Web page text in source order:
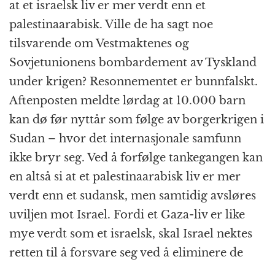
at et israelsk liv er mer verdt enn et
palestinaarabisk. Ville de ha sagt noe
tilsvarende om Vestmaktenes og
Sovjetunionens bombardement av Tyskland
under krigen? Resonnementet er bunnfalskt.
Aftenposten meldte lørdag at 10.000 barn
kan dø før nyttår som følge av borgerkrigen i
Sudan – hvor det internasjonale samfunn
ikke bryr seg. Ved å forfølge tankegangen kan
en altså si at et palestinaarabisk liv er mer
verdt enn et sudansk, men samtidig avsløres
uviljen mot Israel. Fordi et Gaza-liv er like
mye verdt som et israelsk, skal Israel nektes
retten til å forsvare seg ved å eliminere de